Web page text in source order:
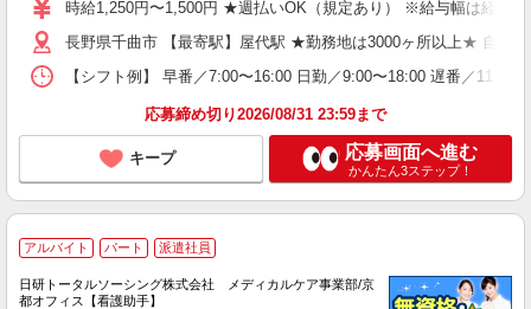
時給1,250円〜1,500円 ★週払いOK（規定あり） ※給与幅は経験・
長野県千曲市 【最寄駅】屋代駅 ★勤務地は3000ヶ所以上★ 自宅
【シフト例】 早番／7:00〜16:00 日勤／9:00〜18:00 遅番／
応募締め切り2026/08/31 23:59まで
キープ 応募画面へ進む
かんたん3ステップ！
アルバイト パート 派遣社員
日研トータルソーシング株式会社 メディカルケア事業部/京
都オフィス【看護助手】